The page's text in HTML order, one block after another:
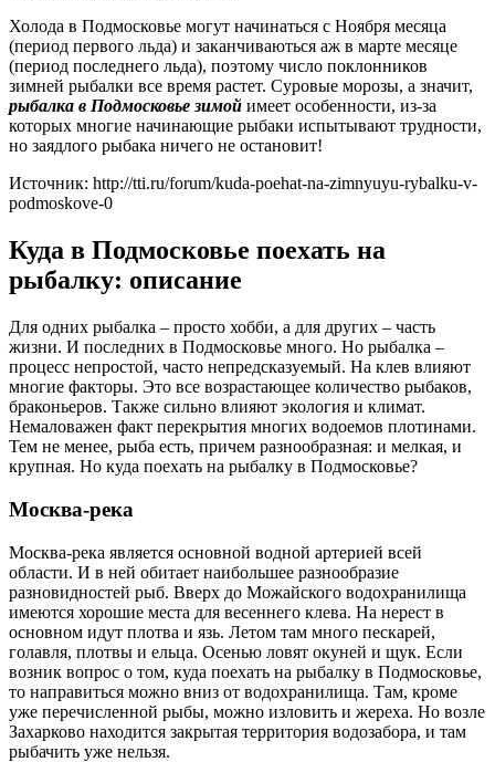
Холода в Подмосковье могут начинаться с Ноября месяца
(период первого льда) и заканчиваються аж в марте месяце
(период последнего льда), поэтому число поклонников
зимней рыбалки все время растет. Суровые морозы, а значит,
рыбалка в Подмосковье зимой имеет особенности, из-за
которых многие начинающие рыбаки испытывают трудности,
но заядлого рыбака ничего не остановит!
Источник: http://tti.ru/forum/kuda-poehat-na-zimnyuyu-rybalku-v-
podmoskove-0
Куда в Подмосковье поехать на
рыбалку: описание
Для одних рыбалка – просто хобби, а для других – часть
жизни. И последних в Подмосковье много. Но рыбалка –
процесс непростой, часто непредсказуемый. На клев влияют
многие факторы. Это все возрастающее количество рыбаков,
браконьеров. Также сильно влияют экология и климат.
Немаловажен факт перекрытия многих водоемов плотинами.
Тем не менее, рыба есть, причем разнообразная: и мелкая, и
крупная. Но куда поехать на рыбалку в Подмосковье?
Москва-река
Москва-река является основной водной артерией всей
области. И в ней обитает наибольшее разнообразие
разновидностей рыб. Вверх до Можайского водохранилища
имеются хорошие места для весеннего клева. На нерест в
основном идут плотва и язь. Летом там много пескарей,
голавля, плотвы и ельца. Осенью ловят окуней и щук. Если
возник вопрос о том, куда поехать на рыбалку в Подмосковье,
то направиться можно вниз от водохранилища. Там, кроме
уже перечисленной рыбы, можно изловить и жереха. Но возле
Захарково находится закрытая территория водозабора, и там
рыбачить уже нельзя.